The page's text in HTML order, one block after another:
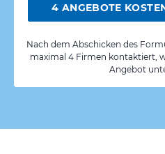
4 ANGEBOTE
Nach dem Abschicken des
maximal 4 Firmen kontaktiert,
Angebot